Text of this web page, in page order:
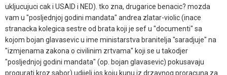
ukljucujuci cak i USAID i NED). tko zna, drugarice benacic? mozda
vam u "posljednjoj godini mandata" andrea zlatar-violic (inace
stranacka kolegica sestre od brata koji je sef u "documenti" sa
kojom bojan glavasevic u ime ministarstva branitelja "saradjuje" na
"izmjenama zakona o civilinim zrtvama" koji se u takodjer
"posljednjoj godini mandata" (op. bojan glavasevic) pokusavaju
progurati kroz sabor) udijeli jos koju kunu iz drzavnog proracuna za